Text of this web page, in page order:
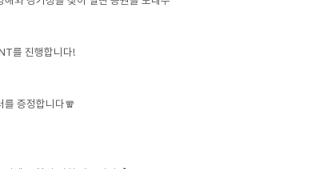
를 진행합니다!
를 증정합니다🧣